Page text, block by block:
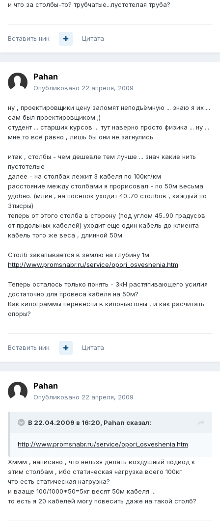
и что за столбы-то? трубчатые...пустотелая труба?
Вставить ник Цитата
Pahan
Опубликовано 22 апреля, 2009
ну , проектировщики цену заломят неподъёмную ... знаю я их ...
сам был проектировщиком ;)
студент ... старших курсов ... тут наверно просто физика ... ну ...
мне то всё равно , лишь бы они не загнулись
итак , столбы - чем дешевле тем лучше ... знач какие нить
пустотелые
далее - на столбах лежит 3 кабеля по 100кг/км
расстояние между столбами я прорисовал - по 50м весьма
удобно. (млин , на поселок уходит 40..70 столбов , каждый по
3тысры)
теперь от этого столба в сторону (под углом 45..90 градусов
от прдольных кабелей) уходит еще один кабель до клиента
кабель того же веса , длинной 50м
Столб закапывается в землю на глубину 1м
http://www.promsnabr.ru/service/opori_osveshenia.htm
Теперь осталось только понять - 3кН растягивающего усилия
достаточно для провеса кабеля на 50м?
Как килограммы перевести в килоньютоны , и как расчитать
опоры?
Вставить ник Цитата
Pahan
Опубликовано 22 апреля, 2009
В 22.04.2009 в 16:20, Pahan сказал:
http://www.promsnabr.ru/service/opori_osveshenia.htm
Хммм , написано , что нельзя делать воздушный подвод к
этим столбам , ибо статическая нагрузка всего 100кг
что есть статическая нагрузка?
и вааще 100/1000*50=5кг весят 50м кабеля ...
то есть я 20 кабелей могу повесить даже на такой столб?